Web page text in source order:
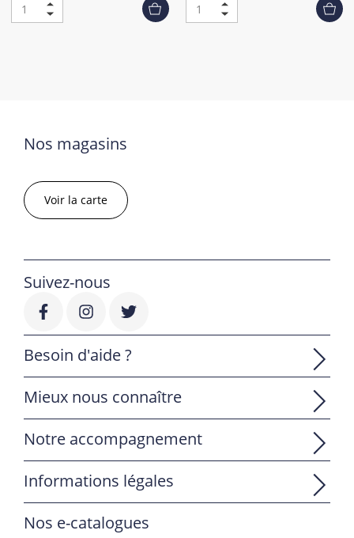
Nos magasins
Voir la carte
Suivez-nous
Besoin d'aide ?
Mieux nous connaître
Notre accompagnement
Informations légales
Nos e-catalogues